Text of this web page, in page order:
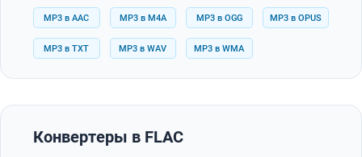
MP3 в AAC MP3 в M4A MP3 в OGG MP3 в OPUS
MP3 в TXT MP3 в WAV MP3 в WMA
Конвертеры в FLAC